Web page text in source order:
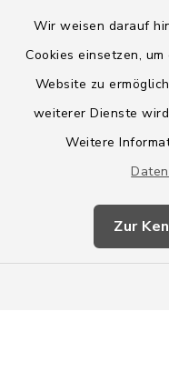
Wir weisen darauf
Cookies einsetzen,
Website zu
weiterer Dienste
Weitere
Zur